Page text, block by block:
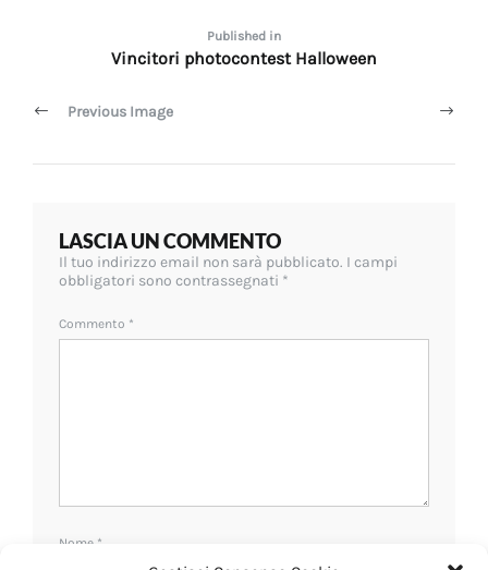
Navigazione
articoli
Published in
Vincitori photocontest Halloween
Previous Image
LASCIA UN COMMENTO
Il tuo indirizzo email non sarà pubblicato. I campi
obbligatori sono contrassegnati *
Commento *
Nome *